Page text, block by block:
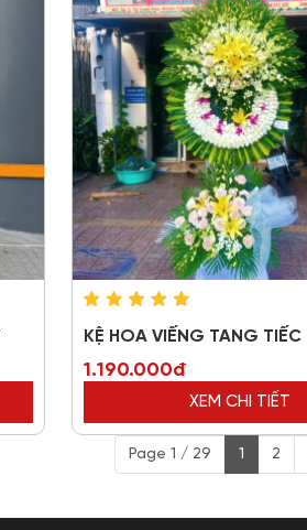
KỆ HOA VIẾNG TANG
1.190.000đ
XEM CHI TIẾT
Page 1 / 29 1 2